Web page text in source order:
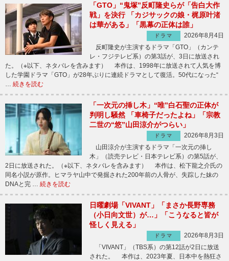
「GTO」“鬼塚”反町隆史らが「告白大作
戦」を決行 「カジサックの娘・梶原叶渚
は華がある」「黒幕の正体は誰」
ドラマ
2026年8月4日
反町隆史が主演するドラマ「GTO」（カンテ
レ・フジテレビ系）の第3話が、3日に放送され
た。（※以下、ネタバレを含みます） 本作は、1998年に放送されて人気を博
した学園ドラマ「GTO」が28年ぶりに連続ドラマとして復活。50代になった“
続きを読む
「一次元の挿し木」“唯”白石聖の正体が
判明し騒然 「車椅子だったよね」「宗教
二世の“悠”山田涼介がつらい」
ドラマ
2026年8月3日
山田涼介が主演するドラマ「一次元の挿し
木」（読売テレビ・日本テレビ系）の第5話が、
2日に放送された。（※以下、ネタバレを含みます） 本作は、松下龍之介氏の
同名小説が原作。ヒマラヤ山中で発掘された200年前の人骨が、失踪した妹の
DNAと完 … 続きを読む
日曜劇場「VIVANT」「まさか長野専務
（小日向文世）が…」「こうなると皆が
怪しく見える」
ドラマ
2026年8月3日
「VIVANT」（TBS系）の第12話が2日に放送
された。 本作は、2023年夏、日本中を熱狂さ